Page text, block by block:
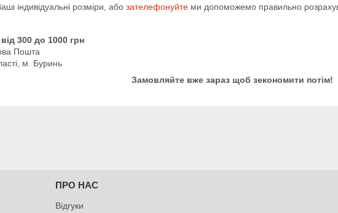
індивідуальні розміри, або зателефонуйте ми допоможемо правильно
від 300 до 1000 грн
Пошта
м. Буринь
Замовляйте вже зараз щоб зекономити потім!
ПРО НАС
Відгуки